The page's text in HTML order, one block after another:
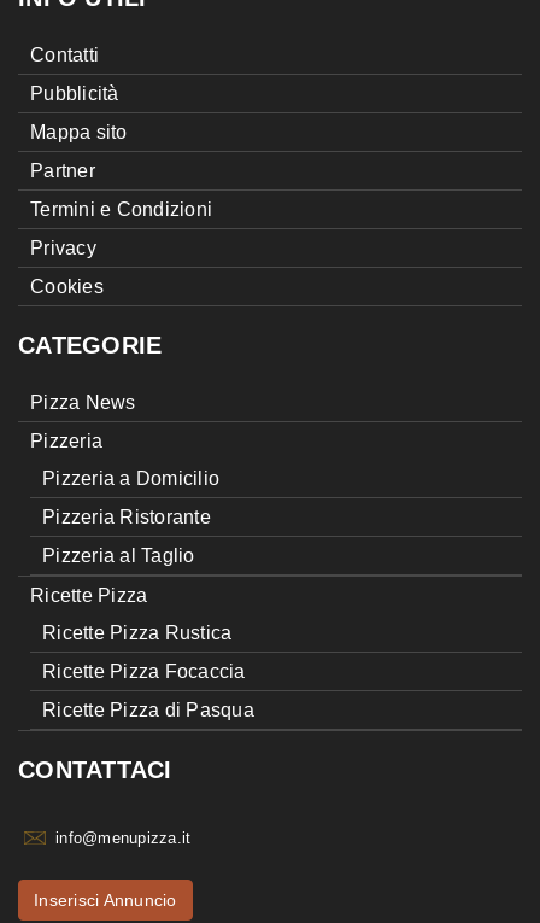
Contatti
Pubblicità
Mappa sito
Partner
Termini e Condizioni
Privacy
Cookies
CATEGORIE
Pizza News
Pizzeria
Pizzeria a Domicilio
Pizzeria Ristorante
Pizzeria al Taglio
Ricette Pizza
Ricette Pizza Rustica
Ricette Pizza Focaccia
Ricette Pizza di Pasqua
CONTATTACI
info@menupizza.it
Inserisci Annuncio